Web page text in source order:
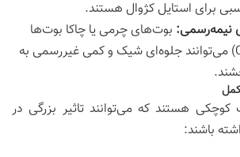
برای استایل کژوال هستند.
نیمه‌رسمی: بوت‌های چرمی یا چاکا بوت‌ها
(Chukka Boots) می‌توانند جلوه‌ای شیک و کمی غیررسمی به
هستند که می‌توانند تاثیر بزرگی در
باشند: